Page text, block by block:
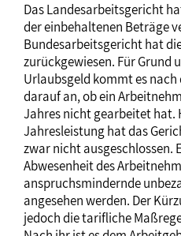
Das Landesarbeitsgericht
der einbehaltenen Beträge
Bundesarbeitsgericht hat
zurückgewiesen. Für Grund
Urlaubsgeld kommt es
darauf an, ob ein
Jahres nicht gearbeitet hat.
Jahresleistung hat das
zwar nicht ausgeschlossen.
Abwesenheit des
anspruchsmindernde
angesehen werden. Der
jedoch die tarifliche